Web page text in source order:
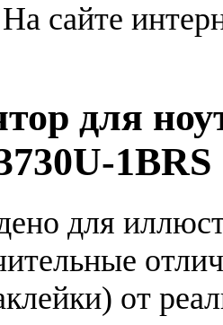
сайте
для
1BRS
для
от